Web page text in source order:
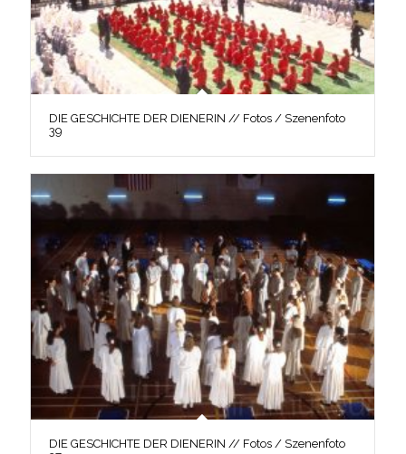
DIE GESCHICHTE DER DIENERIN // Fotos / Szenenfoto
39
DIE GESCHICHTE DER DIENERIN // Fotos / Szenenfoto